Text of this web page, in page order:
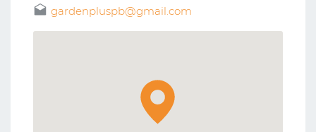
gardenpluspb@gmail.com